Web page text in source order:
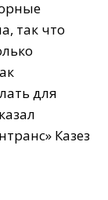
так что
для
Казез